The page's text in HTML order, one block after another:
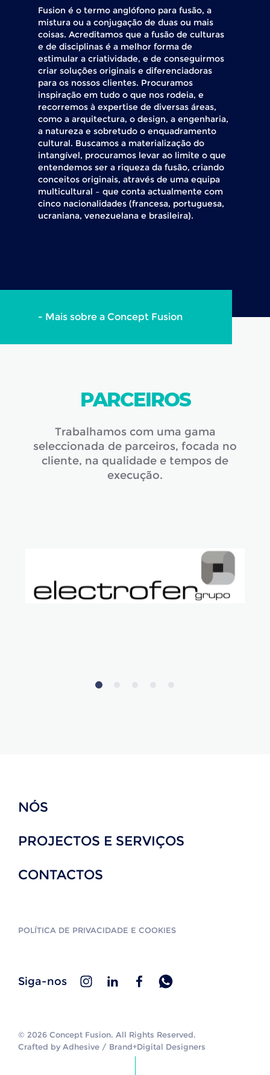
Fusion é o termo anglófono para fusão, a
mistura ou a conjugação de duas ou mais
coisas. Acreditamos que a fusão de culturas
e de disciplinas é a melhor forma de
estimular a criatividade, e de conseguirmos
criar soluções originais e diferenciadoras
para os nossos clientes. Procuramos
inspiração em tudo o que nos rodeia, e
recorremos à expertise de diversas áreas,
como a arquitectura, o design, a engenharia,
a natureza e sobretudo o enquadramento
cultural. Buscamos a materialização do
intangível, procuramos levar ao limite o que
entendemos ser a riqueza da fusão, criando
conceitos originais, através de uma equipa
multicultural – que conta actualmente com
cinco nacionalidades (francesa, portuguesa,
ucraniana, venezuelana e brasileira).
- Mais sobre a Concept Fusion
PARCEIROS
Trabalhamos com uma gama
seleccionada de parceiros, focada no
cliente, na qualidade e tempos de
execução.
NÓS
PROJECTOS E SERVIÇOS
CONTACTOS
POLÍTICA DE PRIVACIDADE E COOKIES
Siga-nos
© 2026 Concept Fusion. All Rights Reserved.
Crafted by Adhesive / Brand+Digital Designers